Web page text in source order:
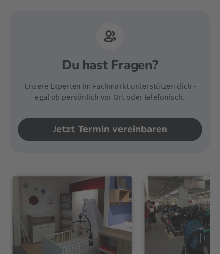
Du hast Fragen?
Unsere Experten im Fachmarkt unterstützen dich -
egal ob persönlich vor Ort oder telefonisch.
Jetzt Termin vereinbaren